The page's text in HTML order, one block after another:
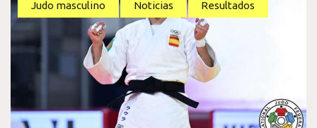
judo
femenino
Judo masculino Noticias Resultados